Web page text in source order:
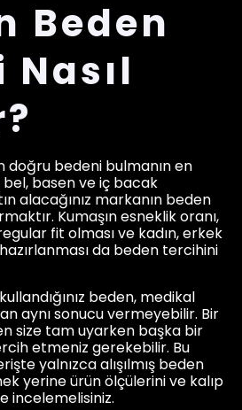
Beden
doğru bedeni bulmanın en
basen ve iç bacak
alacağınız markanın beden
Kumaşın esneklik oranı,
fit olması ve kadın, erkek
da beden tercihini
beden, medikal
aynı sonucu vermeyebilir. Bir
size tam uyarken başka bir
etmeniz gerekebilir. Bu
yalnızca alışılmış beden
yerine ürün ölçülerini ve kalıp
incelemelisiniz.